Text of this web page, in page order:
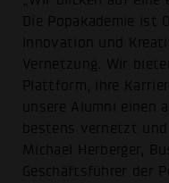
Die Popakademie ist
Innovation und
Vernetzung. Wir
Plattform, ihre
unsere Alumni einen
bestens vernetzt
Michael Herberger,
Geschäftsführer der